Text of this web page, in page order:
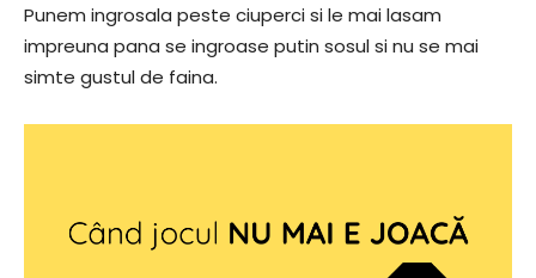
Punem ingrosala peste ciuperci si le mai lasam
impreuna pana se ingroase putin sosul si nu se mai
simte gustul de faina.